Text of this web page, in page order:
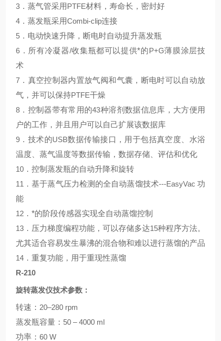
3 ．蒸气管采用 PTFE材料，寿命长，密封好
4 ．蒸发瓶采用Combi-clip连接
5 ．电动快速升降，断电时自动提升蒸发瓶
6 ．所有冷凝器/收集瓶都可以提供*的P+G薄膜涂层技
术
7 ．真空控制器内置放气阀和气囊，断电时可以自动放
气，并可以保持PTFE干燥
8 ．控制器带有常用的43种溶剂数据信息库，大方便用
户的工作，并且用户可以自己扩展该数据库
9 ．技术的USB数据传输接口，用于包括真空度、水浴
温度、蒸气温度等数据传输，数据存储、评估和优化
10 ．控制蒸发瓶的自动升降和旋转
11 ．基于蒸气压力检测的全自动蒸馏技术---EasyVac功
能
12 ．*的阶段传感器实现全自动蒸馏控制
13 ．压力梯度编程功能，可以存储多达15种程序方法。
尤其适合容易发生暴沸的混合物和难以进行蒸馏的产品
14 ．重复功能，用于重现性蒸馏
R-210
旋转蒸发仪技术参数：
转速： 20–280 rpm
蒸发瓶容量： 50 – 4000 ml
功率： 60 W